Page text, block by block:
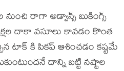
నుంచి రాగా అడ్వాన్స్ బుకింగ్స్
దాకా వసూలు కావడం కొంత
టాక్ కి పికప్ ఆశించడం కష్టమే
దాన్ని బట్టి నష్టాల